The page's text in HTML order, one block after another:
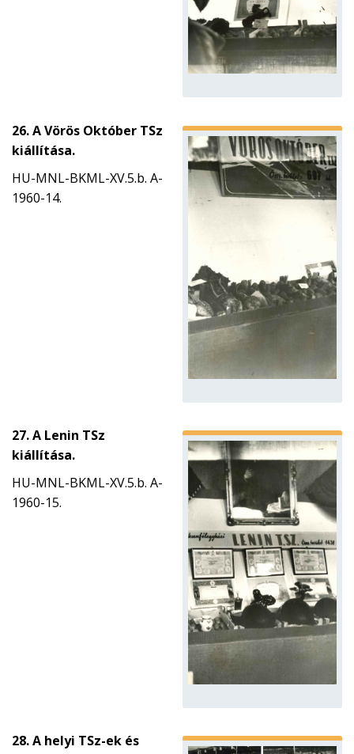
26. A Vörös Október TSz
kiállítása.
HU-MNL-BKML-XV.5.b. A-
1960-14.
27. A Lenin TSz
kiállítása.
HU-MNL-BKML-XV.5.b. A-
1960-15.
28. A helyi TSz-ek és